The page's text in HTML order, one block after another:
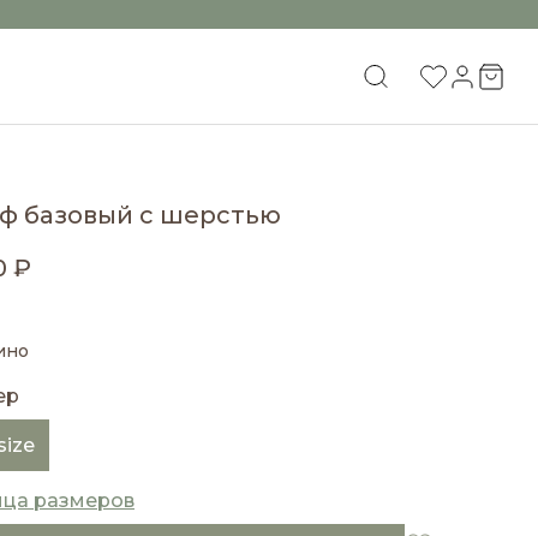
базовый с шерстью
₽
размеров